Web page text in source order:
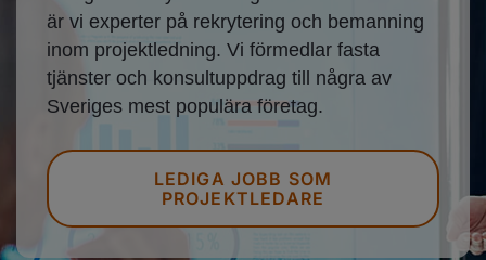
är vi experter på rekrytering och bemanning
inom projektledning. Vi förmedlar fasta
tjänster och konsultuppdrag till några av
Sveriges mest populära företag.
LEDIGA JOBB SOM
PROJEKTLEDARE